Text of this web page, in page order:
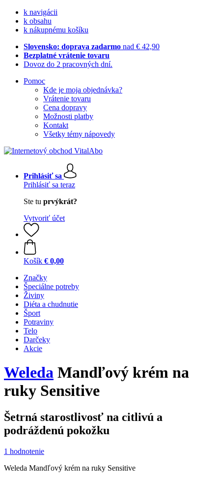
k navigácii
k obsahu
k nákupnému košíku
Slovensko: doprava zadarmo nad € 42,90
Bezplatné vrátenie tovaru
Dovoz do 2 pracovných dní.
Pomoc
Kde je moja objednávka?
Vrátenie tovaru
Cena dopravy
Možnosti platby
Kontakt
Všetky témy nápovedy
Prihlásiť sa
Prihlásiť sa teraz
Ste tu prvýkrát?
Vytvoriť účet
Košík € 0,00
Značky
Špeciálne potreby
Živiny
Diéta a chudnutie
Šport
Potraviny
Telo
Darčeky
Akcie
Weleda Mandľový krém na
ruky Sensitive
Šetrná starostlivosť na citlivú a
podráždenú pokožku
1 hodnotenie
Weleda Mandľový krém na ruky Sensitive